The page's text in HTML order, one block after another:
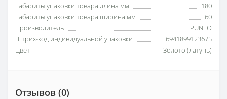
Габариты упаковки товара длина мм
180
Габариты упаковки товара ширина мм
60
Производитель
PUNTO
Штрих-код индивидуальной упаковки
6941899123675
Цвет
Золото (латунь)
Отзывов (0)